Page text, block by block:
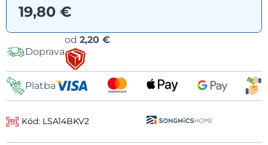
19,80 €
Doprava
od 2,20 €
Platba
Kód: LSA14BKV2